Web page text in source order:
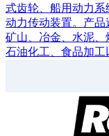
式齿轮、船用动力
动力传动装置。产品
矿山、冶金、水泥、
石油化工、食品加工